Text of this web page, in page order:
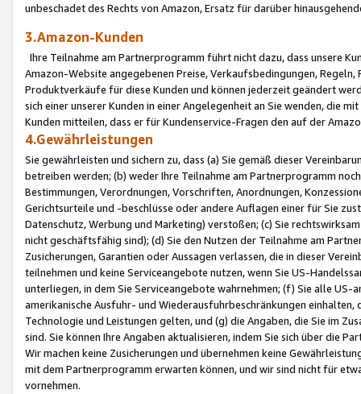
unbeschadet des Rechts von Amazon, Ersatz für darüber
3.Amazon-Kunden
Ihre Teilnahme am Partnerprogramm führt nicht dazu, dass unsere
Amazon-Website angegebenen Preise, Verkaufsbedingungen,
Produktverkäufe für diese Kunden und können jederzeit geändert
sich einer unserer Kunden in einer Angelegenheit an Sie wenden, die
Kunden mitteilen, dass er für Kundenservice-Fragen den auf der
4.Gewährleistungen
Sie gewährleisten und sichern zu, dass (a) Sie gemäß dieser
betreiben werden; (b) weder Ihre Teilnahme am Partnerprogramm
Bestimmungen, Verordnungen, Vorschriften, Anordnungen,
Gerichtsurteile und -beschlüsse oder andere Auflagen einer für Sie
Datenschutz, Werbung und Marketing) verstoßen; (c) Sie
nicht geschäftsfähig sind); (d) Sie den Nutzen der Teilnahme am
Zusicherungen, Garantien oder Aussagen verlassen, die in dieser
teilnehmen und keine Serviceangebote nutzen, wenn Sie US-
unterliegen, in dem Sie Serviceangebote wahrnehmen; (f) Sie alle
amerikanische Ausfuhr- und Wiederausfuhrbeschränkungen
Technologie und Leistungen gelten, und (g) die Angaben, die Sie im
sind. Sie können Ihre Angaben aktualisieren, indem Sie sich über die
Wir machen keine Zusicherungen und übernehmen keine
mit dem Partnerprogramm erwarten können, und wir sind nicht für
vornehmen.